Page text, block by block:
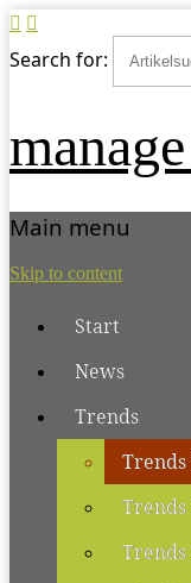
Search for:
Main menu
Skip to content
Start
News
Trends
Trends
Trends
Trends